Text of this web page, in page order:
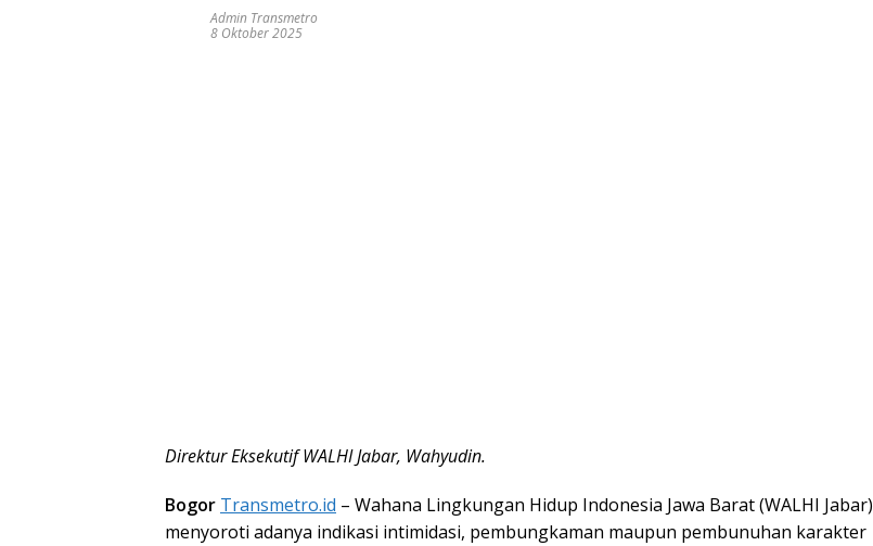
Admin Transmetro
8 Oktober 2025
Direktur Eksekutif WALHI Jabar, Wahyudin.
Bogor Transmetro.id – Wahana Lingkungan Hidup Indonesia Jawa Barat (WALHI Jabar)
menyoroti adanya indikasi intimidasi, pembungkaman maupun pembunuhan karakter